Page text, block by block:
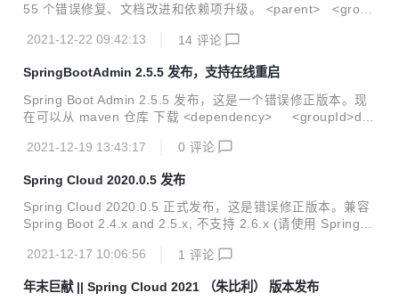
55 个错误修复、文档改进和依赖项升级。 <parent> <group
g-boot-starter-parent</artifactId> <version>2.6.2</versio
r 被覆盖以使用属性类型的子类时，配置属性绑定期间使用的
getter 和 setter 会有所不...
2021-12-22 09:42:13 14 评论
SpringBootAdmin 2.5.5 发布，支持在线重启
Spring Boot Admin 2.5.5 发布，这是一个错误修正版本。现
在可以从 maven 仓库 下载 <dependency> <groupId>de.
arter-client</artifactId> <version>2.5.5</version> </de
groupId> <artifactId>spring-boot-admi...
2021-12-19 13:43:17 0 评论
Spring Cloud 2020.0.5 发布
Spring Cloud 2020.0.5 正式发布，这是错误修正版本。兼容
Spring Boot 2.4.x and 2.5.x, 不支持 2.6.x (请使用 Spring C
endencyManagement> <dependencies> <depend
pId> <artifactId>spring-cloud-dependencies</artif
2021-12-17 10:06:56 1 评论
年末巨献 || Spring Cloud 2021 （朱比利） 版本发布